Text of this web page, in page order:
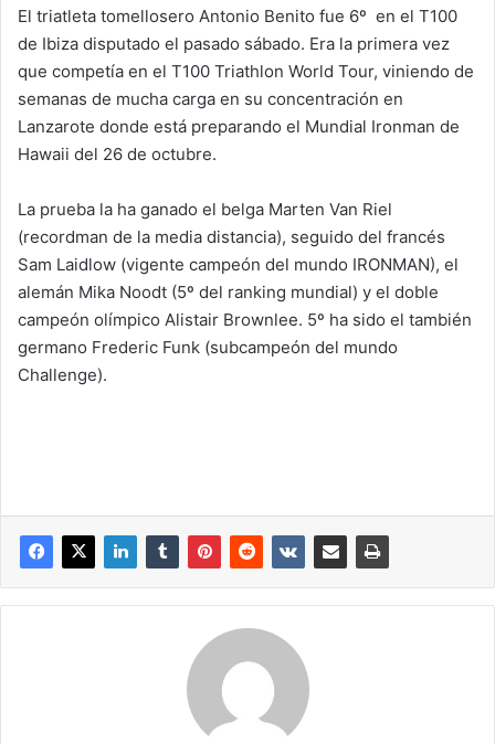
El triatleta tomellosero Antonio Benito fue 6º en el T100
de Ibiza disputado el pasado sábado. Era la primera vez
que competía en el T100 Triathlon World Tour, viniendo de
semanas de mucha carga en su concentración en
Lanzarote donde está preparando el Mundial Ironman de
Hawaii del 26 de octubre.
La prueba la ha ganado el belga Marten Van Riel
(recordman de la media distancia), seguido del francés
Sam Laidlow (vigente campeón del mundo IRONMAN), el
alemán Mika Noodt (5º del ranking mundial) y el doble
campeón olímpico Alistair Brownlee. 5º ha sido el también
germano Frederic Funk (subcampeón del mundo
Challenge).